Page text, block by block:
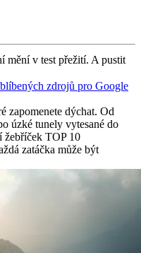
mění v test přežití. A pustit
zdrojů pro Google
zapomenete dýchat. Od
úzké tunely vytesané do
žebříček TOP 10
zatáčka může být